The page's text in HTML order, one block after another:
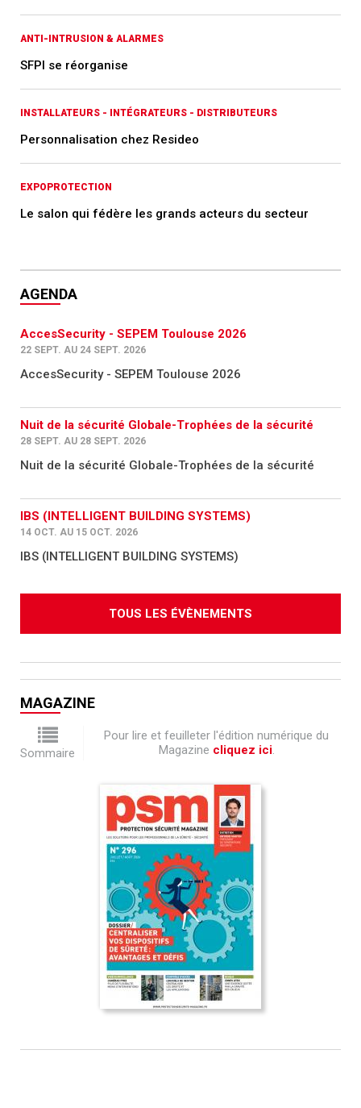
ANTI-INTRUSION & ALARMES
SFPI se réorganise
INSTALLATEURS - INTÉGRATEURS - DISTRIBUTEURS
Personnalisation chez Resideo
EXPOPROTECTION
Le salon qui fédère les grands acteurs du secteur
AGENDA
AccesSecurity - SEPEM Toulouse 2026
22 SEPT. AU 24 SEPT. 2026
AccesSecurity - SEPEM Toulouse 2026
Nuit de la sécurité Globale-Trophées de la sécurité
28 SEPT. AU 28 SEPT. 2026
Nuit de la sécurité Globale-Trophées de la sécurité
IBS (INTELLIGENT BUILDING SYSTEMS)
14 OCT. AU 15 OCT. 2026
IBS (INTELLIGENT BUILDING SYSTEMS)
TOUS LES ÉVÈNEMENTS
MAGAZINE
Sommaire
Pour lire et feuilleter l'édition numérique du
Magazine cliquez ici.